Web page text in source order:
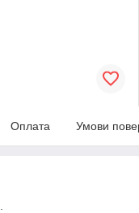
Оплата Умови